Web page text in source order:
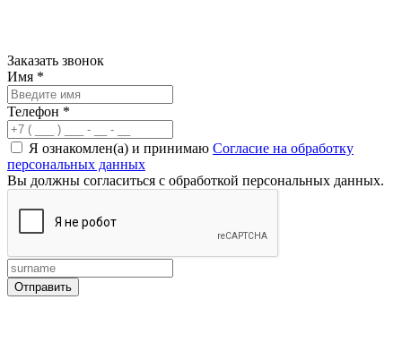
Заказать звонок
Имя *
Телефон *
Я ознакомлен(а) и принимаю Согласие на обработку
персональных данных
Вы должны согласиться с обработкой персональных данных.